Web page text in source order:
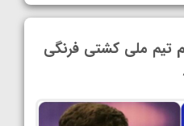
۵۵ کیلوگرم تیم ملی کشتی فرنگی